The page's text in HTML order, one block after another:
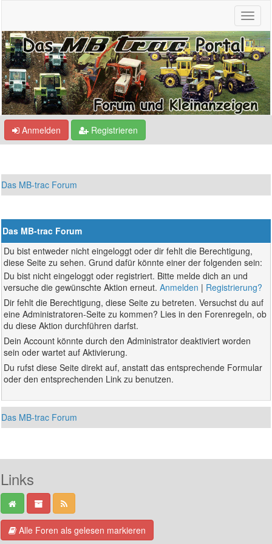
Anmelden Registrieren
Das MB-trac Forum
Das MB-trac Forum
Du bist entweder nicht eingeloggt oder dir fehlt die Berechtigung,
diese Seite zu sehen. Grund dafür könnte einer der folgenden sein:
Du bist nicht eingeloggt oder registriert. Bitte melde dich an und
versuche die gewünschte Aktion erneut.Anmelden | Registrierung?
Dir fehlt die Berechtigung, diese Seite zu betreten. Versuchst du auf
eine Administratoren-Seite zu kommen? Lies in den Forenregeln, ob
du diese Aktion durchführen darfst.
Dein Account könnte durch den Administrator deaktiviert worden
sein oder wartet auf Aktivierung.
Du rufst diese Seite direkt auf, anstatt das entsprechende Formular
oder den entsprechenden Link zu benutzen.
Das MB-trac Forum
Links
Alle Foren als gelesen markieren